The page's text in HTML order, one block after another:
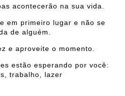
acontecerão na sua vida.
em primeiro lugar e não se
de alguém.
e aproveite o momento.
estão esperando por você:
trabalho, lazer